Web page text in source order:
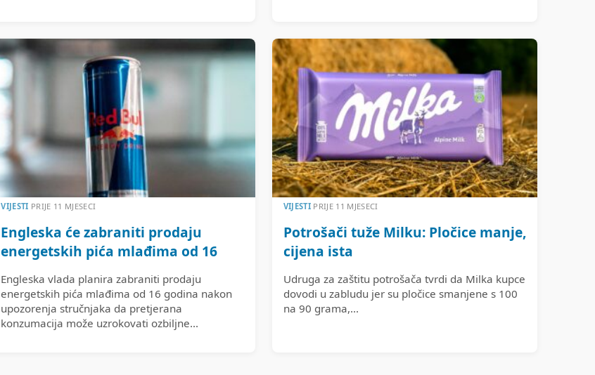
VIJESTI PRIJE 11 MJESECI
Engleska će zabraniti prodaju
energetskih pića mlađima od 16
Engleska vlada planira zabraniti prodaju
energetskih pića mlađima od 16 godina nakon
upozorenja stručnjaka da pretjerana
konzumacija može uzrokovati ozbiljne...
VIJESTI PRIJE 11 MJESECI
Potrošači tuže Milku: Pločice manje,
cijena ista
Udruga za zaštitu potrošača tvrdi da Milka kupce
dovodi u zabludu jer su pločice smanjene s 100
na 90 grama,...